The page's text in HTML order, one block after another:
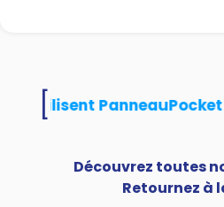
utilisent PanneauPocket
Découvrez toutes
Retournez à